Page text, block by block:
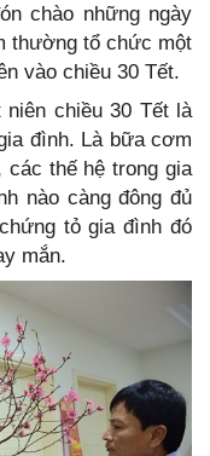
chào những ngày
thường tổ chức một
vào chiều 30 Tết.
chiều 30 Tết là
đình. Là bữa cơm
các thế hệ trong gia
nào càng đông đủ
tỏ gia đình đó
mắn.